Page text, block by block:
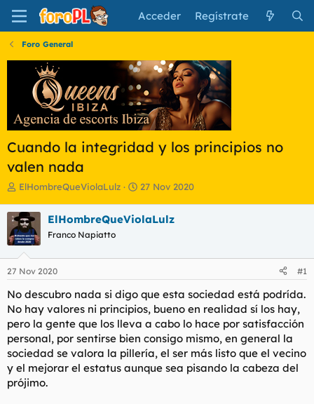
Acceder Regístrate
Foro General
Cuando la integridad y los principios no
valen nada
I
i
c
i
a
d
o
d
e
l
t
e
m
a
ElHombreQueViolaLulz
F
h
e
i
c
i
o
27 Nov 2020
ElHombreQueViolaLulz
Franco Napiatto
27 Nov 2020 #1
No descubro nada si digo que esta sociedad está podrída.
No hay valores ni principios, bueno en realidad sí los hay,
pero la gente que los lleva a cabo lo hace por satisfacción
personal, por sentirse bien consigo mismo, en general la
sociedad se valora la pillería, el ser más listo que el vecino
y el mejorar el estatus aunque sea pisando la cabeza del
prójimo.